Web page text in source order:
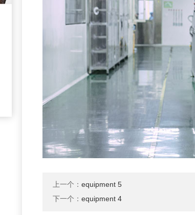
上一个： equipment 5
下一个： equipment 4